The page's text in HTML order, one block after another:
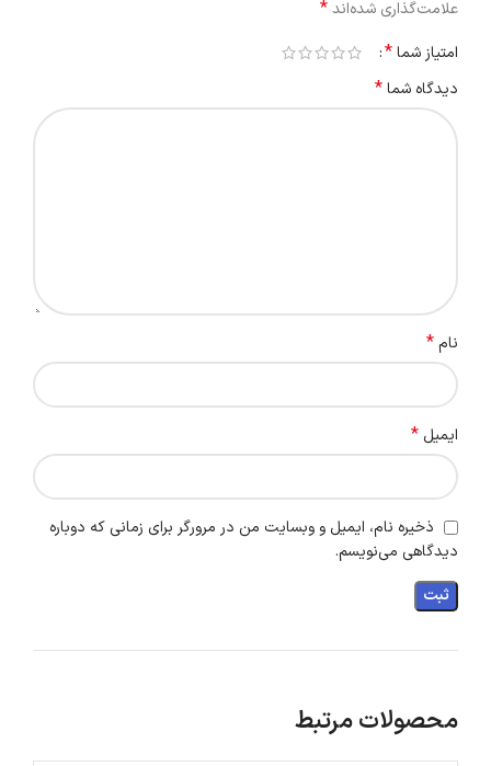
علامت‌گذاری شده‌اند*
امتیاز شما*
دیدگاه شما*
نام*
ایمیل *
ذخیره نام، ایمیل و وبسایت من در مرورگر برای زمانی که دوباره
دیدگاهی می‌نویسم.
محصولات مرتبط